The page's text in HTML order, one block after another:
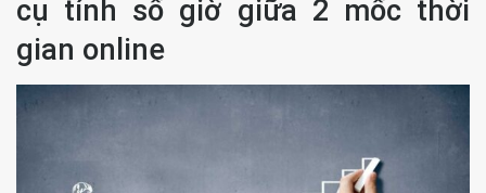
cụ tính số giờ giữa 2 mốc thời
gian online